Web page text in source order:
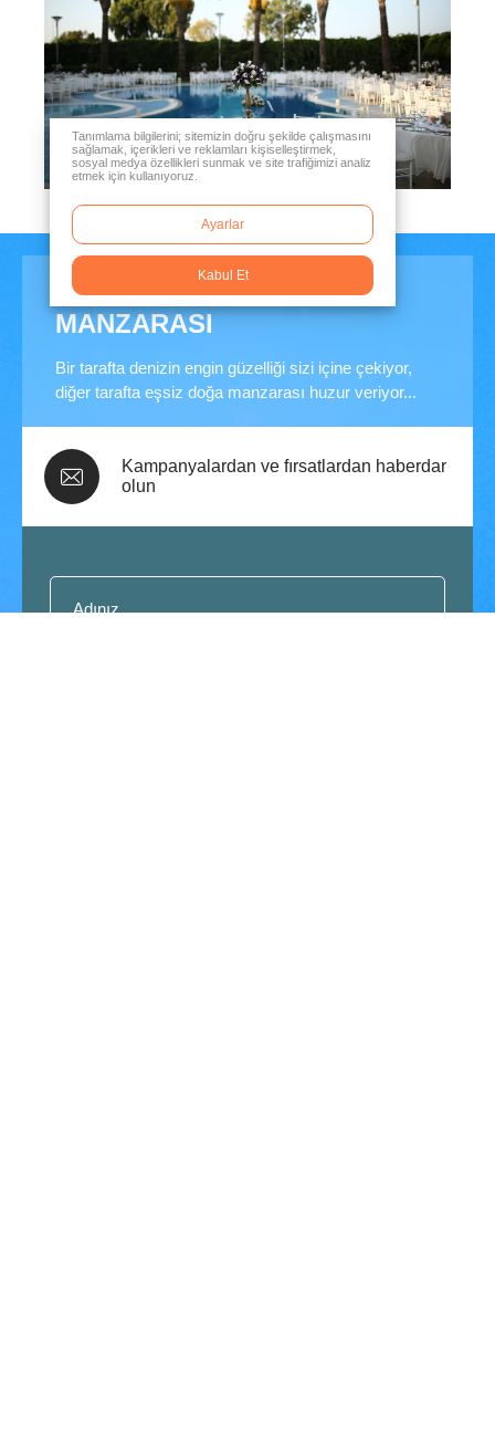
BÜYÜLEYİCİ İZMİR
MANZARASI
Bir tarafta denizin engin güzelliği sizi içine çekiyor,
diğer tarafta eşsiz doğa manzarası huzur veriyor...
Kampanyalardan ve fırsatlardan haberdar
olun
Tanımlama bilgilerini; sitemizin doğru şekilde çalışmasını
sağlamak, içerikleri ve reklamları kişiselleştirmek,
sosyal medya özellikleri sunmak ve site trafiğimizi analiz
etmek için kullanıyoruz.
Ayarlar
Kabul Et